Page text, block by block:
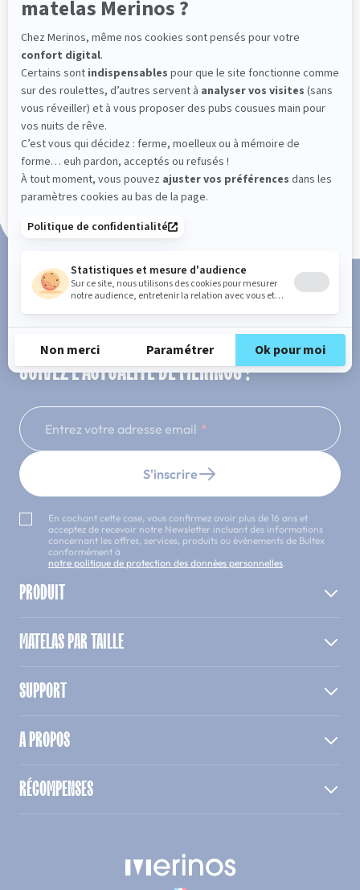
Fabrication Française
101 nuits d'essai*
Paiement en 3x ou 4x sans frais
SUIVEZ L'ACTUALITÉ DE MERINOS !
Entrez votre adresse email
S'inscrire
En cochant cette case, vous confirmez avoir plus de 16 ans et
acceptez de recevoir notre Newsletter incluant des informations
concernant les offres, services, produits ou évènements de Bultex
conformément à
notre politique de protection des données personnelles.
PRODUIT
MATELAS PAR TAILLE
SUPPORT
A PROPOS
RÉCOMPENSES